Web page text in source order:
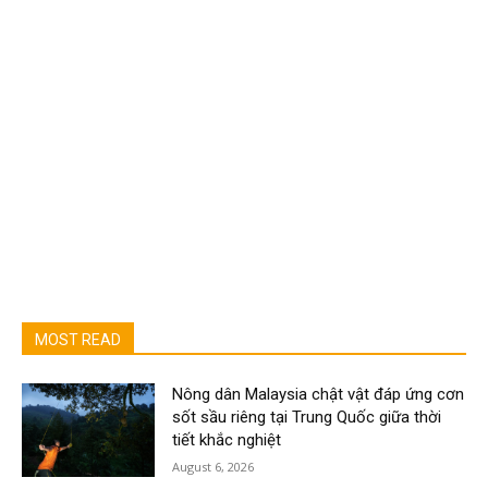
MOST READ
Nông dân Malaysia chật vật đáp ứng cơn
sốt sầu riêng tại Trung Quốc giữa thời
tiết khắc nghiệt
August 6, 2026